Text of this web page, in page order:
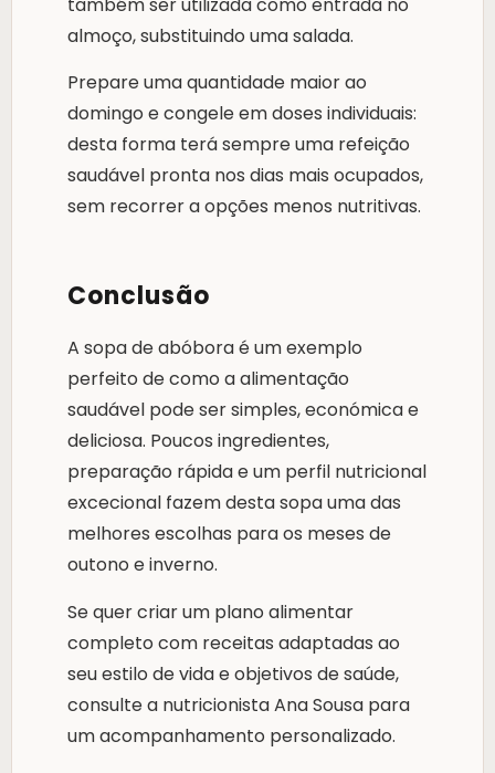
almoço, substituindo uma salada.
Prepare uma quantidade maior ao
domingo e congele em doses individuais:
desta forma terá sempre uma refeição
saudável pronta nos dias mais ocupados,
sem recorrer a opções menos nutritivas.
Conclusão
A sopa de abóbora é um exemplo
perfeito de como a alimentação
saudável pode ser simples, económica e
deliciosa. Poucos ingredientes,
preparação rápida e um perfil nutricional
excecional fazem desta sopa uma das
melhores escolhas para os meses de
outono e inverno.
Se quer criar um plano alimentar
completo com receitas adaptadas ao
seu estilo de vida e objetivos de saúde,
consulte a nutricionista Ana Sousa para
um acompanhamento personalizado.